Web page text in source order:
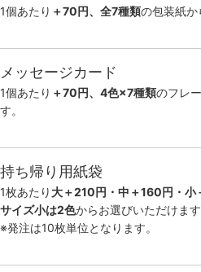
1個あたり ＋70円、全7種類の包装紙か
メッセージカード
1個あたり ＋70円、4色×7種類のフレ
す。
持ち帰り用紙袋
1枚あたり 大＋210円・中＋160円・小
サイズ小は2色からお選びいただけます
※発注は10枚単位となります。